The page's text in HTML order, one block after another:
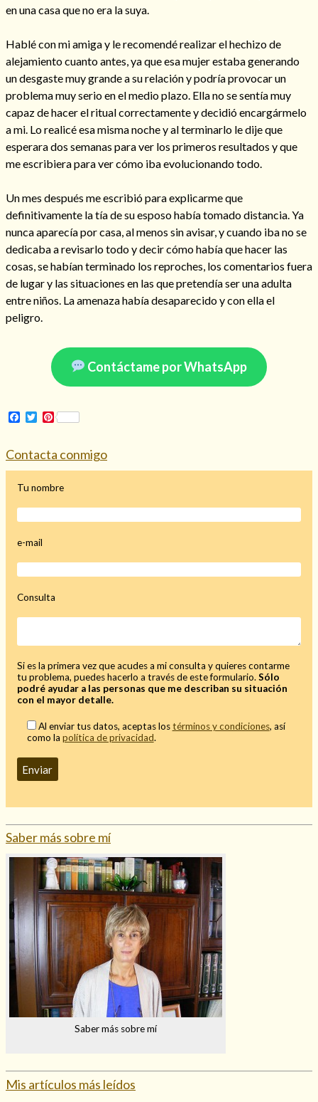
Endulzamiento
Consulta de tarot online
Cartomancia(117)
Cómo recuperar a mi ex
(190)
Endulzamiento(112)
Hechizo de amor (593)
Oraciones(3)
Rituales(72)
Tarot online
Mis libros favoritos
Mi Blog
¿Qué es el tarot?
en una casa que no era la suya.
Hablé con mi amiga y le recomendé realizar el hechizo de
alejamiento cuanto antes, ya que esa mujer estaba generando
un desgaste muy grande a su relación y podría provocar un
problema muy serio en el medio plazo. Ella no se sentía muy
capaz de hacer el ritual correctamente y decidió encargármelo
a mi. Lo realicé esa misma noche y al terminarlo le dije que
esperara dos semanas para ver los primeros resultados y que
me escribiera para ver cómo iba evolucionando todo.
Un mes después me escribió para explicarme que
definitivamente la tía de su esposo había tomado distancia. Ya
nunca aparecía por casa, al menos sin avisar, y cuando iba no se
dedicaba a revisarlo todo y decir cómo había que hacer las
cosas, se habían terminado los reproches, los comentarios fuera
de lugar y las situaciones en las que pretendía ser una adulta
entre niños. La amenaza había desaparecido y con ella el
peligro.
Contáctame por WhatsApp
Facebook
Twitter
Pinterest
Contacta conmigo
Tu nombre
e-mail
Consulta
Si es la primera vez que acudes a mi consulta y quieres contarme
tu problema, puedes hacerlo a través de este formulario.Sólo
podré ayudar a las personas que me describan su situación
con el mayor detalle.
Al enviar tus datos, aceptas lostérminos y condiciones, así
como la política de privacidad.
Saber más sobre mí
Saber más sobre mí
Mis artículos más leídos